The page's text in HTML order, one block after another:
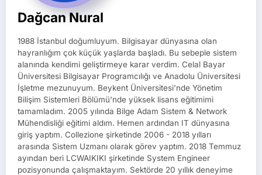
Dağcan Nural
1988 İstanbul doğumluyum. Bilgisayar dünyasına olan
hayranlığım çok küçük yaşlarda başladı. Bu sebeple sistem
alanında kendimi geliştirmeye karar verdim. Celal Bayar
Üniversitesi Bilgisayar Programcılığı ve Anadolu Üniversitesi
İşletme mezunuyum. Beykent Üniversitesi'nde Yönetim
Bilişim Sistemleri Bölümü'nde yüksek lisans eğitimimi
tamamladım. 2005 yılında Bilge Adam Sistem & Network
Mühendisliği eğitimi aldım. Hemen ardından IT dünyasına
giriş yaptım. Collezione şirketinde 2006 - 2018 yılları
arasında Sistem Uzmanı olarak görev yaptım. 2018 Temmuz
ayından beri LCWAIKIKI şirketinde System Engineer
pozisyonunda çalışmaktayım. Sektörde 20 yıllık deneyime